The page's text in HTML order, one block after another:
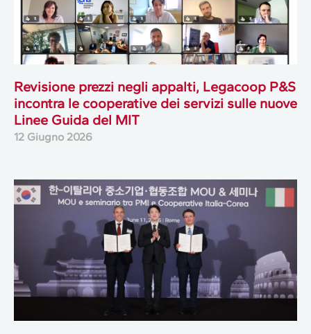
Revisione prezzi negli appalti, Legacoop P&S
incontra le cooperative dei servizi sulle nuove
Linee Guida del MIT
12 Giugno 2026